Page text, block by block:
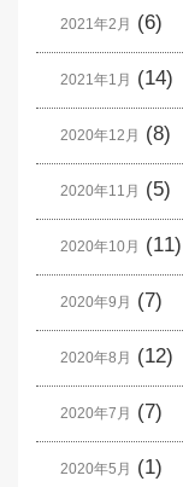
2021年2月 (6)
2021年1月 (14)
2020年12月 (8)
2020年11月 (5)
2020年10月 (11)
2020年9月 (7)
2020年8月 (12)
2020年7月 (7)
2020年5月 (1)